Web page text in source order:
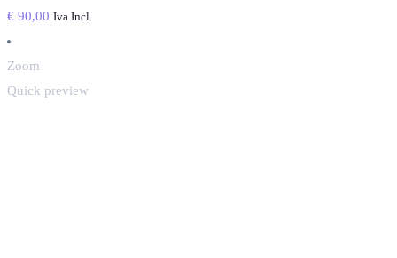
€ 90,00 Iva Incl.
Zoom
Quick preview